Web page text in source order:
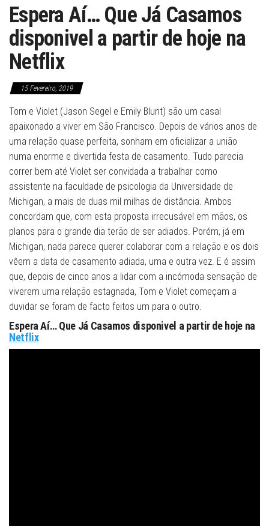
Espera Aí… Que Já Casamos
disponivel a partir de hoje na
Netflix
15 Fevereiro, 2019
Tom e Violet (Jason Segel e Emily Blunt) são um casal
apaixonado a viver em São Francisco. Depois de vários anos de
uma relação quase perfeita, sonham em oficializar a união
numa enorme e divertida festa de casamento. Tudo parecia
correr bem até Violet ser convidada a trabalhar como
assistente na faculdade de psicologia da Universidade de
Michigan, a mais de duas mil milhas de distância. Ambos
concordam que, com esta proposta irrecusável em mãos, os
planos para o grande dia terão de ser adiados. Porém, já em
Michigan, nada parece querer colaborar com a relação e os dois
vêem a data de casamento adiada, uma e outra vez. E é assim
que, depois de cinco anos a lidar com a incómoda sensação de
viverem uma relação estagnada, Tom e Violet começam a
duvidar se foram de facto feitos um para o outro.
Espera Aí… Que Já Casamos disponivel a partir de hoje na
Netflix